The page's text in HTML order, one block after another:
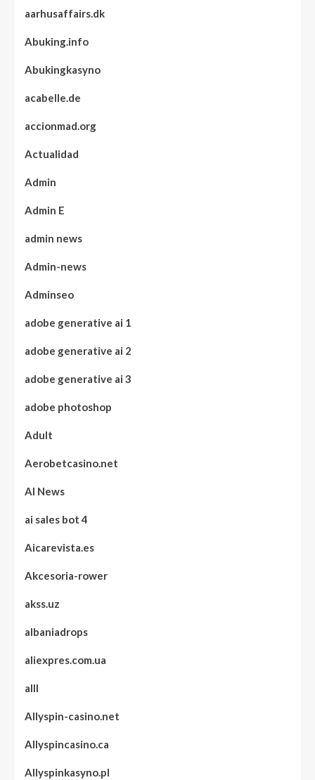
aarhusaffairs.dk
Abuking.info
Abukingkasyno
acabelle.de
accionmad.org
Actualidad
Admin
Admin E
admin news
Admin-news
Adminseo
adobe generative ai 1
adobe generative ai 2
adobe generative ai 3
adobe photoshop
Adult
Aerobetcasino.net
AI News
ai sales bot 4
Aicarevista.es
Akcesoria-rower
akss.uz
albaniadrops
aliexpres.com.ua
alll
Allyspin-casino.net
Allyspincasino.ca
Allyspinkasyno.pl